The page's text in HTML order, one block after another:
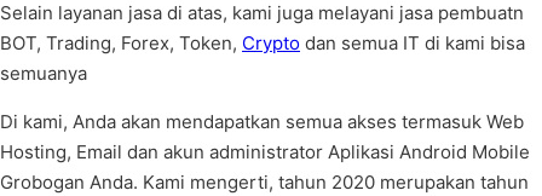
Selain layanan jasa di atas, kami juga melayani jasa pembuatn
BOT, Trading, Forex, Token, Crypto dan semua IT di kami bisa
semuanya
Di kami, Anda akan mendapatkan semua akses termasuk Web
Hosting, Email dan akun administrator Aplikasi Android Mobile
Grobogan Anda. Kami mengerti, tahun 2020 merupakan tahun